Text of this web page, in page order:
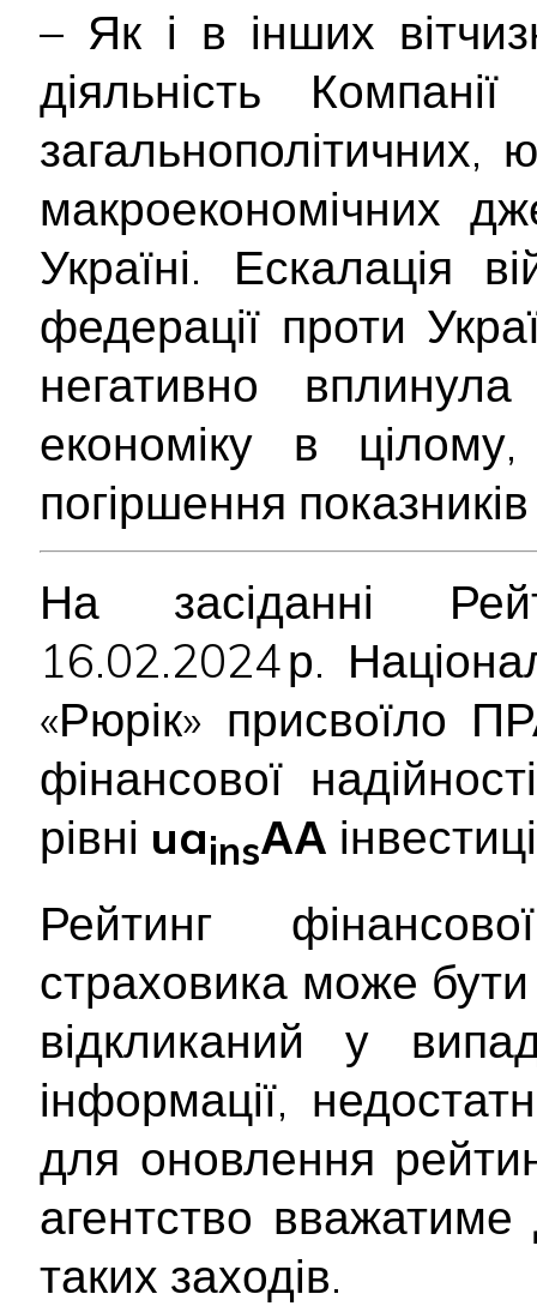
– Як і в інших
діяльність
загальнополітичних,
макроекономічних
Україні. Ескалація
федерації проти
негативно
економіку в
погіршення
На засіданні
16.02.2024 р.
«Рюрік» присвоїло
фінансової
рівні uainsАА
Рейтинг
страховика може
відкликаний у
інформації,
для оновлення
агентство вважатиме
таких заходів.